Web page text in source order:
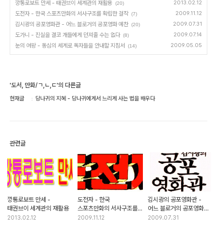
깡통로보트 만세 - 태권브이 세계관의 재활용 (20) 2013.02.12
도전자 - 한국 스포츠만화의 서사구조를 확립한 걸작 (7) 2009.11.12
김시광의 공포영화관 - 어느 블로거의 공포영화 예찬 (20) 2009.07.31
도가니 - 진실을 결코 개들에게 던져줄 수는 없다 (8) 2009.07.14
눈의 여왕 - 동심의 세계로 독자들을 안내할 지침서 (14) 2009.05.05
'도서, 만화/ㄱ,ㄴ,ㄷ'의 다른글
현재글 당나귀의 지혜 - 당나귀에게서 느리게 사는 법을 배우다
관련글
깡통로보트 만세 -
태권브이 세계관의 재활용
2013.02.12
도전자 - 한국
스포츠만화의 서사구조를
확립한 걸작
2009.11.12
김시광의 공포영화관 -
어느 블로거의 공포영화
예찬
2009.07.31